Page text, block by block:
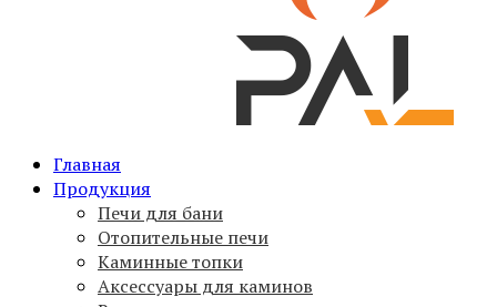
PAL
Печи для бани PAL, вагонка, брус, дымоходы,
аксессуары
Главная
Продукция
Печи для бани
Отопительные печи
Каминные топки
Аксессуары для каминов